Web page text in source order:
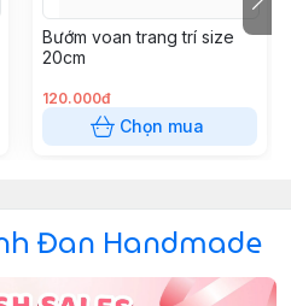
Bướm voan trang trí size
20cm
120.000đ
Chọn mua
Đan Handmade